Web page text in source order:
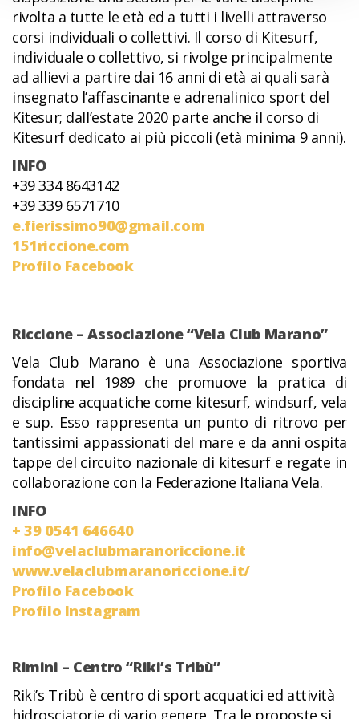
rivolta a tutte le età ed a tutti i livelli attraverso
corsi individuali o collettivi. Il corso di Kitesurf,
individuale o collettivo, si rivolge principalmente
ad allievi a partire dai 16 anni di età ai quali sarà
insegnato l’affascinante e adrenalinico sport del
Kitesur; dall’estate 2020 parte anche il corso di
Kitesurf dedicato ai più piccoli (età minima 9 anni).
INFO
+39 334 8643142
+39 339 6571710
e.fierissimo90@gmail.com
151riccione.com
Profilo Facebook
Riccione – Associazione “Vela Club Marano”
Vela Club Marano è una Associazione sportiva
fondata nel 1989 che promuove la pratica di
discipline acquatiche come kitesurf, windsurf, vela
e sup. Esso rappresenta un punto di ritrovo per
tantissimi appassionati del mare e da anni ospita
tappe del circuito nazionale di kitesurf e regate in
collaborazione con la Federazione Italiana Vela.
INFO
+ 39 0541 646640
info@velaclubmaranoriccione.it
www.velaclubmaranoriccione.it/
Profilo Facebook
Profilo Instagram
Rimini – Centro “Riki’s Tribù”
Riki’s Tribù è centro di sport acquatici ed attività
hidrosciatorie di vario genere. Tra le proposte si